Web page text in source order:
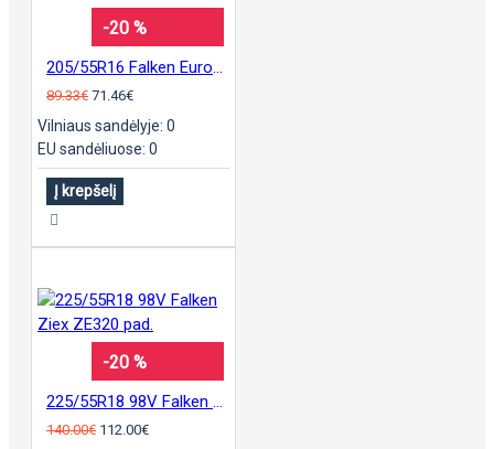
-20 %
89.33€ 71.46€
Vilniaus sandėlyje: 0
EU sandėliuose: 0
Į krepšelį
-20 %
140.00€ 112.00€